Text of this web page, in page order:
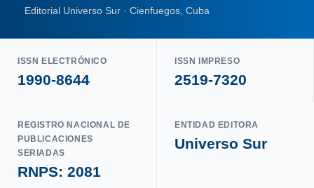
Editorial Universo Sur · Cienfuegos, Cuba
ISSN ELECTRÓNICO
1990-8644
ISSN IMPRESO
2519-7320
REGISTRO NACIONAL DE
PUBLICACIONES
SERIADAS
RNPS: 2081
ENTIDAD EDITORA
Universo Sur